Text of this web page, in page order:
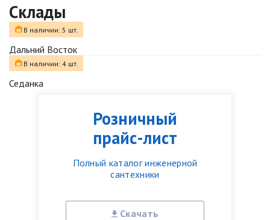
Розничный
прайс-лист
Полный каталог инженерной
сантехники
Скачать
Склады
В наличии: 5 шт.
Дальний Восток
В наличии: 4 шт.
Седанка